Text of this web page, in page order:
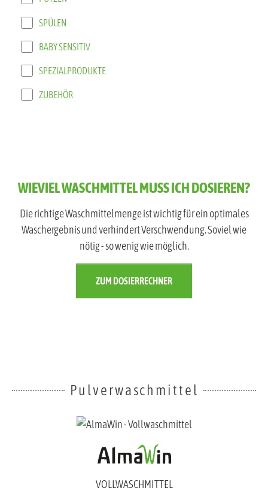
SPÜLEN
BABY SENSITIV
SPEZIALPRODUKTE
ZUBEHÖR
WIEVIEL WASCHMITTEL MUSS ICH DOSIEREN?
Die richtige Waschmittelmenge ist wichtig für ein optimales
Waschergebnis und verhindert Verschwendung. Soviel wie
nötig - so wenig wie möglich.
ZUM DOSIERRECHNER
Pulverwaschmittel
VOLLWASCHMITTEL